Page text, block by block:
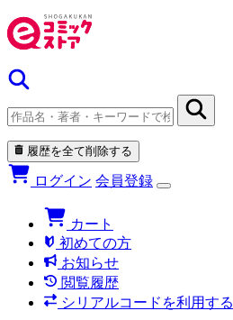
履歴を全て削除する
ログイン 会員登録
カート
初めての方
お知らせ
閲覧履歴
シリアルコードを利用する